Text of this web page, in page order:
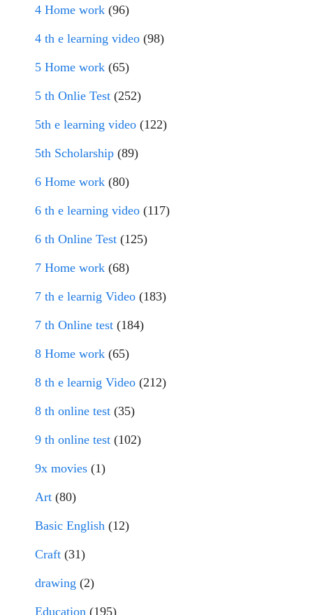
4 Home work (96)
4 th e learning video (98)
5 Home work (65)
5 th Onlie Test (252)
5th e learning video (122)
5th Scholarship (89)
6 Home work (80)
6 th e learning video (117)
6 th Online Test (125)
7 Home work (68)
7 th e learnig Video (183)
7 th Online test (184)
8 Home work (65)
8 th e learnig Video (212)
8 th online test (35)
9 th online test (102)
9x movies (1)
Art (80)
Basic English (12)
Craft (31)
drawing (2)
Education (195)